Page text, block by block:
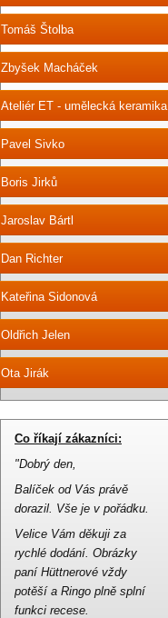
Tomáš Štolba
Zbyšek Macháček
Ateliér ET - umělecká keramika
Pavel Sivko
Boris Jirků
Jaroslav Bártl
Dan Richter
Kateřina Sidonová
Oldřich Jelen
Ota Jirák
Co říkají zákazníci:
"Dobrý den,
Balíček od Vás právě
dorazil. Vše je v pořádku.
Velice Vám děkuji za
rychlé dodání. Obrázky
paní Hüttnerové vždy
potěší a Ringo plně splní
funkci recese.